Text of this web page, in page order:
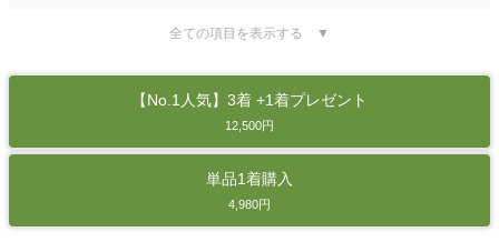
全ての項目を表示する ▼
【No.1人気】3着 +1着プレゼント
12,500円
単品1着購入
4,980円